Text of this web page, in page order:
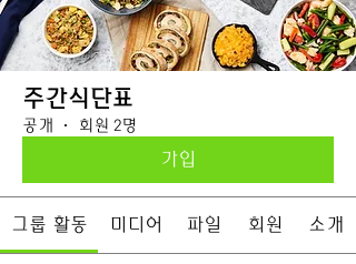
주간식단표
공개 · 회원 2명
가입
그룹 활동 미디어 파일 회원 소개